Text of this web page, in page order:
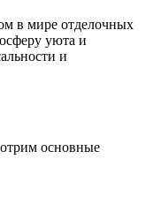
в мире отделочных
уюта и
и
основные